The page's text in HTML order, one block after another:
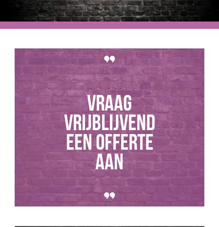
Vraag
vrijblijvend
een offerte
aan